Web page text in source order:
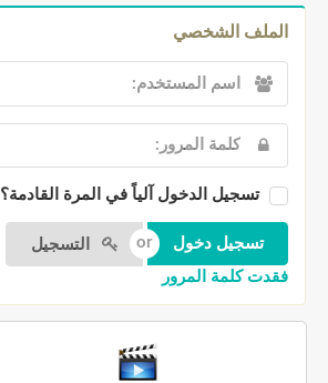
الملف الشخصي
تسجيل الدخول آلياً في المرة القادمة؟
التسجيل
فقدت كلمة المرور